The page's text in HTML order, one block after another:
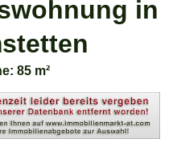
in
85 m²